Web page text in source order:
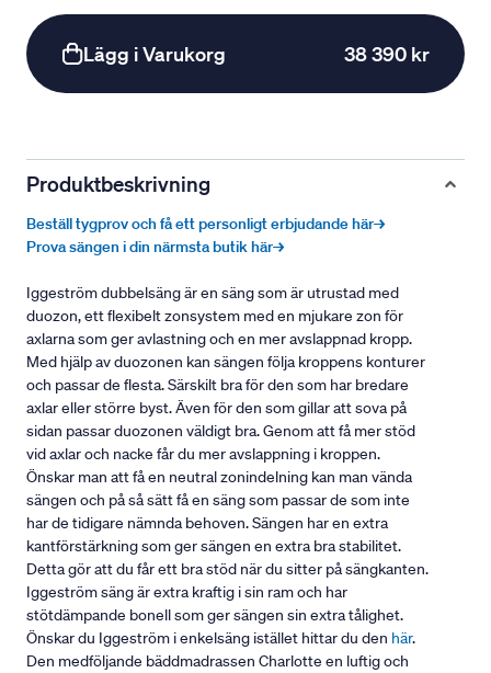
Lägg i Varukorg 38 390 kr
Produktbeskrivning
Beställ tygprov och få ett personligt erbjudande här→
Prova sängen i din närmsta butik här→
Iggeström dubbelsäng är en säng som är utrustad med
duozon, ett flexibelt zonsystem med en mjukare zon för
axlarna som ger avlastning och en mer avslappnad kropp.
Med hjälp av duozonen kan sängen följa kroppens konturer
och passar de flesta. Särskilt bra för den som har bredare
axlar eller större byst. Även för den som gillar att sova på
sidan passar duozonen väldigt bra. Genom att få mer stöd
vid axlar och nacke får du mer avslappning i kroppen.
Önskar man att få en neutral zonindelning kan man vända
sängen och på så sätt få en säng som passar de som inte
har de tidigare nämnda behoven. Sängen har en extra
kantförstärkning som ger sängen en extra bra stabilitet.
Detta gör att du får ett bra stöd när du sitter på sängkanten.
Iggeström säng är extra kraftig i sin ram och har
stötdämpande bonell som ger sängen sin extra tålighet.
Önskar du Iggeström i enkelsäng istället hittar du den här.
Den medföljande bäddmadrassen Charlotte en luftig och